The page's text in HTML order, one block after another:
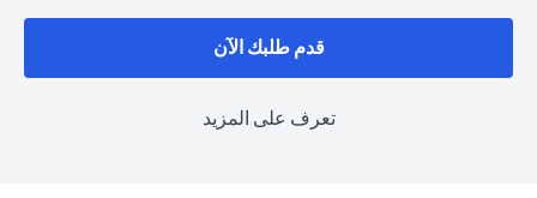
قدم طلبك الآن
تعرف على المزيد